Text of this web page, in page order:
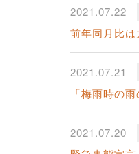
2021.07.22
前年同月比
2021.07.21
「梅雨時の
2021.07.20